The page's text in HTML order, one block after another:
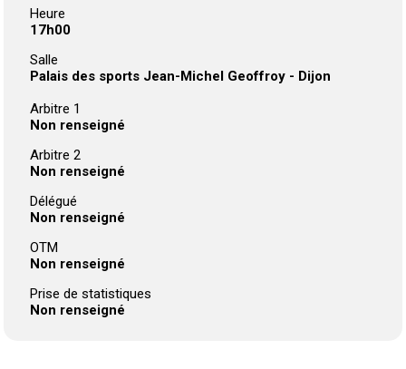
Heure
17h00
Salle
Palais des sports Jean-Michel Geoffroy - Dijon
Arbitre 1
Non renseigné
Arbitre 2
Non renseigné
Délégué
Non renseigné
OTM
Non renseigné
Prise de statistiques
Non renseigné